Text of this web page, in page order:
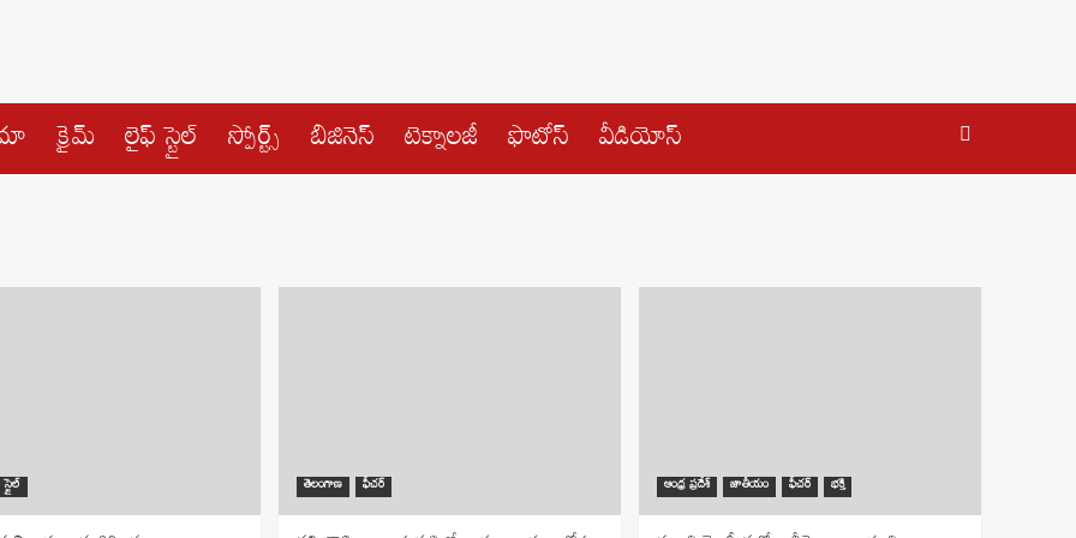
క్రైమ్ లైఫ్ స్టైల్ స్పోర్ట్స్ బిజినెస్ టెక్నాలజీ ఫొటోస్ వీడియోస్
తెలంగాణ ఫీచర్ ఆంధ్ర ప్రదేశ్ జాతీయం ఫీచర్ భక్తి